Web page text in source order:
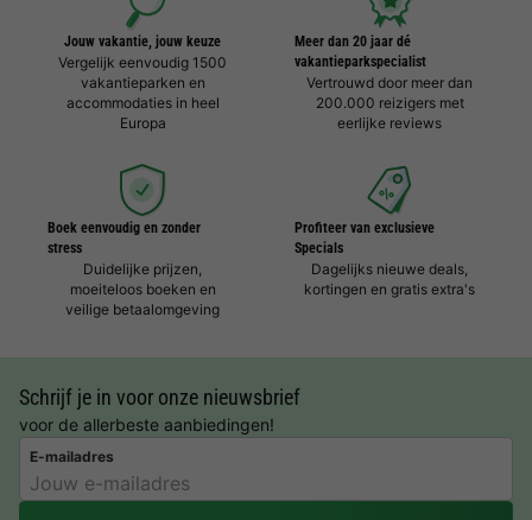
Jouw vakantie, jouw keuze
Vergelijk eenvoudig 1500
vakantieparken en
accommodaties in heel
Europa
Meer dan 20 jaar dé
vakantieparkspecialist
Vertrouwd door meer dan
200.000 reizigers met
eerlijke reviews
Boek eenvoudig en zonder
stress
Duidelijke prijzen,
moeiteloos boeken en
veilige betaalomgeving
Profiteer van exclusieve
Specials
Dagelijks nieuwe deals,
kortingen en gratis extra's
Schrijf je in voor onze nieuwsbrief
voor de allerbeste aanbiedingen!
E-mailadres